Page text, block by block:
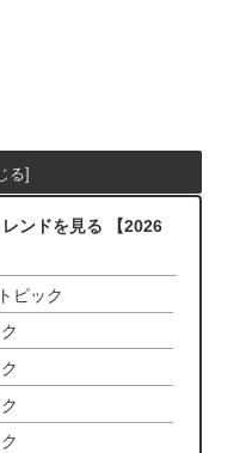
ンドを見る 【2026
ピック